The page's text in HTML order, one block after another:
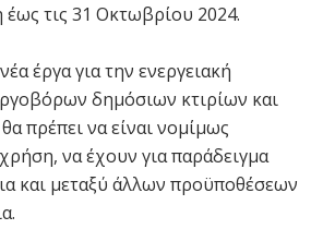
τις 31 Οκτωβρίου 2024.
έργα για την ενεργειακή
δημόσιων κτιρίων και
πρέπει να είναι νομίμως
να έχουν για παράδειγμα
και μεταξύ άλλων προϋποθέσεων